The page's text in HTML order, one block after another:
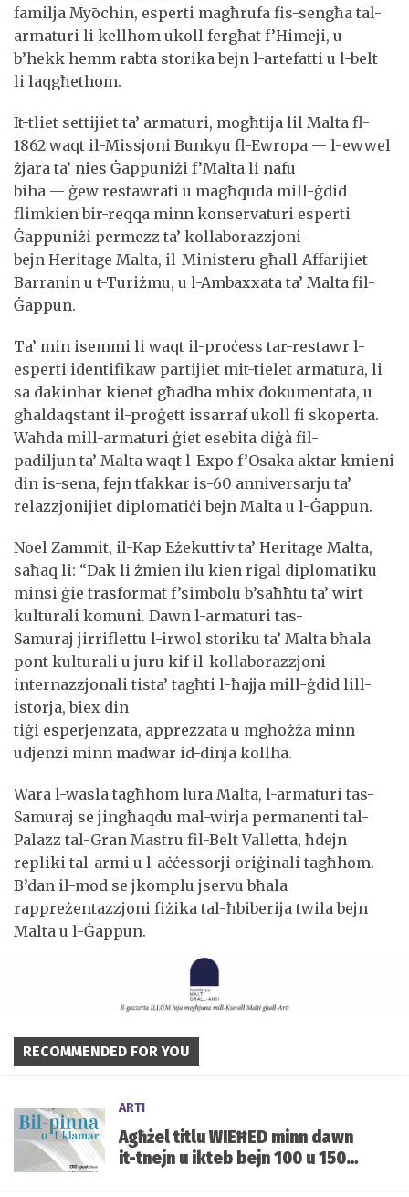
familja Myōchin, esperti magħrufa fis-sengħa tal-
armaturi li kellhom ukoll fergħat f’Himeji, u
b’hekk hemm rabta storika bejn l-artefatti u l-belt
li laqgħethom.
It-tliet settijiet ta’ armaturi, mogħtija lil Malta fl-
1862 waqt il-Missjoni Bunkyu fl-Ewropa — l-ewwel
żjara ta’ nies Ġappuniżi f’Malta li nafu
biha — ġew restawrati u magħquda mill-ġdid
flimkien bir-reqqa minn konservaturi esperti
Ġappuniżi permezz ta’ kollaborazzjoni
bejn Heritage Malta, il-Ministeru għall-Affarijiet
Barranin u t-Turiżmu, u l-Ambaxxata ta’ Malta fil-
Ġappun.
Ta’ min isemmi li waqt il-proċess tar-restawr l-
esperti identifikaw partijiet mit-tielet armatura, li
sa dakinhar kienet għadha mhix dokumentata, u
għaldaqstant il-proġett issarraf ukoll fi skoperta.
Waħda mill-armaturi ġiet esebita diġà fil-
padiljun ta’ Malta waqt l-Expo f’Osaka aktar kmieni
din is-sena, fejn tfakkar is-60 anniversarju ta’
relazzjonijiet diplomatiċi bejn Malta u l-Ġappun.
Noel Zammit, il-Kap Eżekuttiv ta’ Heritage Malta,
saħaq li: “Dak li żmien ilu kien rigal diplomatiku
minsi ġie trasformat f’simbolu b’saħħtu ta’ wirt
kulturali komuni. Dawn l-armaturi tas-
Samuraj jirriflettu l-irwol storiku ta’ Malta bħala
pont kulturali u juru kif il-kollaborazzjoni
internazzjonali tista’ tagħti l-ħajja mill-ġdid lill-
istorja, biex din
tiġi esperjenzata, apprezzata u mgħożża minn
udjenzi minn madwar id-dinja kollha.
Wara l-wasla tagħhom lura Malta, l-armaturi tas-
Samuraj se jingħaqdu mal-wirja permanenti tal-
Palazz tal-Gran Mastru fil-Belt Valletta, ħdejn
repliki tal-armi u l-aċċessorji oriġinali tagħhom.
B’dan il-mod se jkomplu jservu bħala
rappreżentazzjoni fiżika tal-ħbiberija twila bejn
Malta u l-Ġappun.
RECOMMENDED FOR YOU
ARTI
Agħżel titlu WIEĦED minn dawn
it-tnejn u ikteb bejn 100 u 150